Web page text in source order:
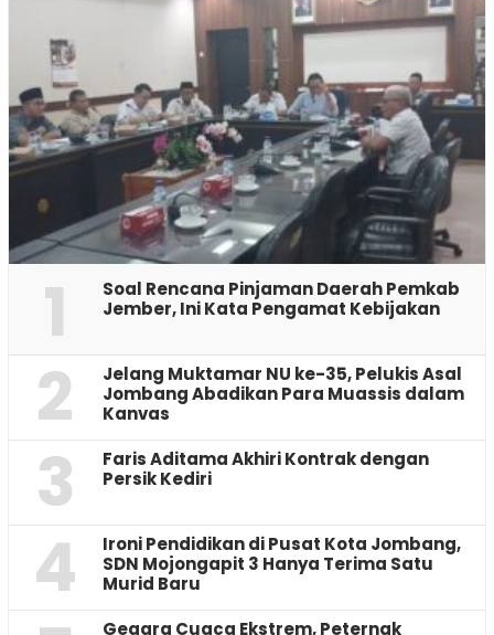
1
‎Soal Rencana Pinjaman Daerah Pemkab
Jember, Ini Kata Pengamat Kebijakan ‎
2
Jelang Muktamar NU ke-35, Pelukis Asal
Jombang Abadikan Para Muassis dalam
Kanvas
3
Faris Aditama Akhiri Kontrak dengan
Persik Kediri
4
Ironi Pendidikan di Pusat Kota Jombang,
SDN Mojongapit 3 Hanya Terima Satu
Murid Baru
‎Gegara Cuaca Ekstrem, Peternak